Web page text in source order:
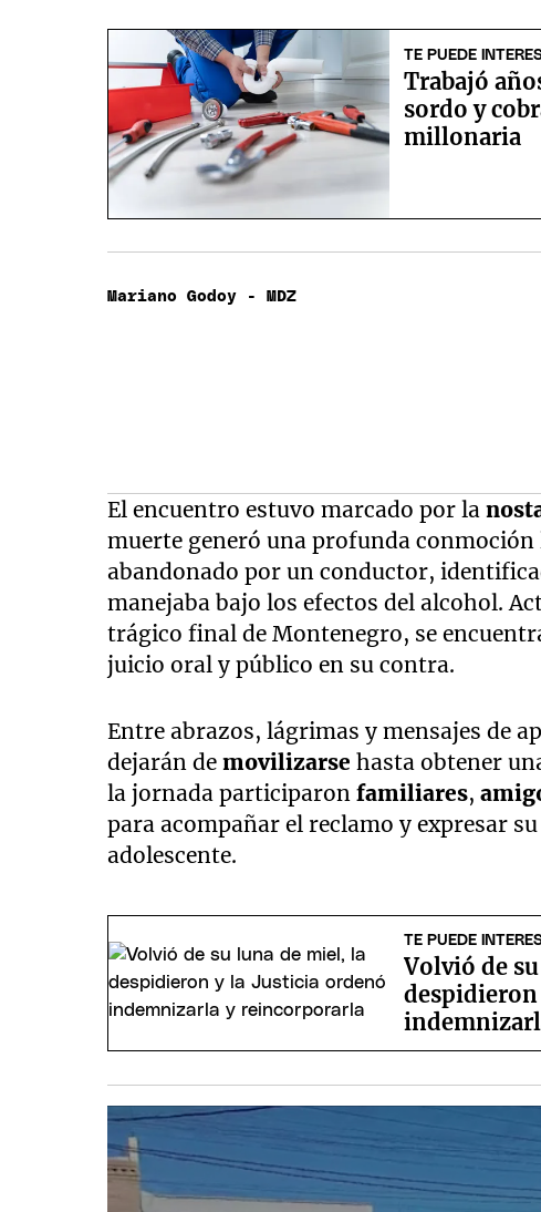
TE PUEDE
Trabajó
sordo y
millonaria
Mariano Godoy - MDZ
El encuentro estuvo marcado por la
muerte generó una profunda
abandonado por un conductor,
manejaba bajo los efectos del alcohol.
trágico final de Montenegro, se
juicio oral y público en su contra.
Entre abrazos, lágrimas y mensajes de
dejarán de movilizarse hasta obtener
la jornada participaronfamiliares,
para acompañar el reclamo y expresar
adolescente.
TE PUEDE
Volvió de
despidieron